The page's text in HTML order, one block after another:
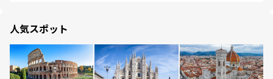
人気スポット